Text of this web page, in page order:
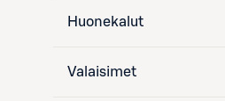
Huonekalut
Valaisimet